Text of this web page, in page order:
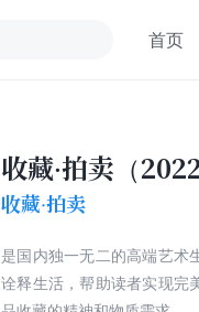
首页
收藏·拍卖（
收藏·拍卖
是国内独一无二的高端艺术
诠释生活，帮助读者实现完